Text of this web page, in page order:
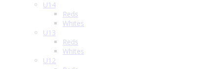
U14
Reds
Whites
U13
Reds
Whites
U12